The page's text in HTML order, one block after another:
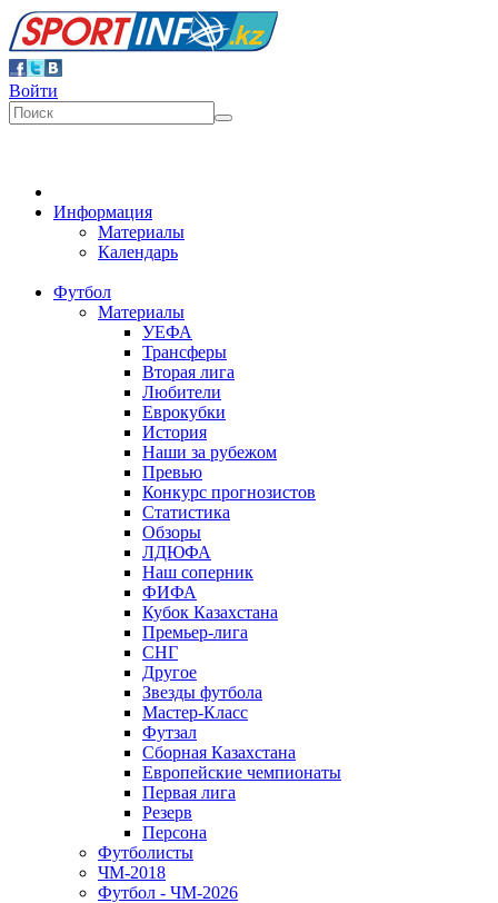
Войти
Информация
Материалы
Календарь
Футбол
Материалы
УЕФА
Трансферы
Вторая лига
Любители
Еврокубки
История
Наши за рубежом
Превью
Конкурс прогнозистов
Статистика
Обзоры
ЛДЮФА
Наш соперник
ФИФА
Кубок Казахстана
Премьер-лига
СНГ
Другое
Звезды футбола
Мастер-Класс
Футзал
Сборная Казахстана
Европейские чемпионаты
Первая лига
Резерв
Персона
Футболисты
ЧМ-2018
Футбол - ЧМ-2026